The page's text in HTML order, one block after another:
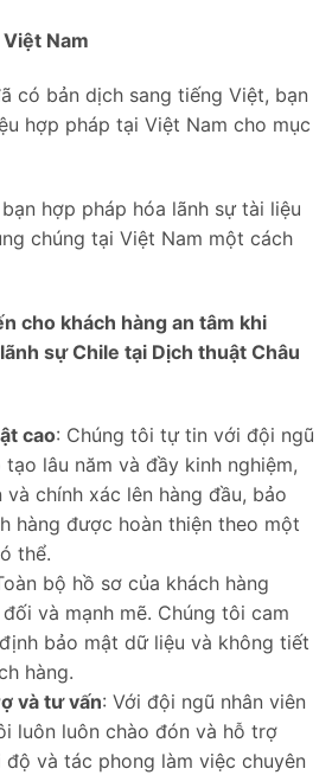
Nam
có bản dịch sang tiếng Việt, bạn
hợp pháp tại Việt Nam cho mục
hợp pháp hóa lãnh sự tài liệu
chúng tại Việt Nam một cách
cho khách hàng an tâm khi
sự Chile tại Dịch thuật Châu
cao: Chúng tôi tự tin với đội ngũ
lâu năm và đầy kinh nghiệm,
chính xác lên hàng đầu, bảo
hàng được hoàn thiện theo một
thể.
bộ hồ sơ của khách hàng
và mạnh mẽ. Chúng tôi cam
bảo mật dữ liệu và không tiết
hàng.
và tư vấn: Với đội ngũ nhân viên
luôn luôn chào đón và hỗ trợ
và tác phong làm việc chuyên